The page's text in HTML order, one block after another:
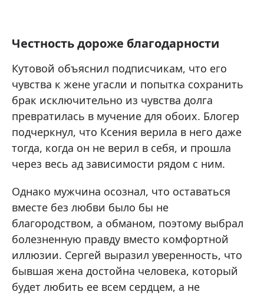
Честность дороже благодарности
Кутовой объяснил подписчикам, что его
чувства к жене угасли и попытка сохранить
брак исключительно из чувства долга
превратилась в мучение для обоих. Блогер
подчеркнул, что Ксения верила в него даже
тогда, когда он не верил в себя, и прошла
через весь ад зависимости рядом с ним.
Однако мужчина осознал, что оставаться
вместе без любви было бы не
благородством, а обманом, поэтому выбрал
болезненную правду вместо комфортной
иллюзии. Сергей выразил уверенность, что
бывшая жена достойна человека, который
будет любить ее всем сердцем, а не